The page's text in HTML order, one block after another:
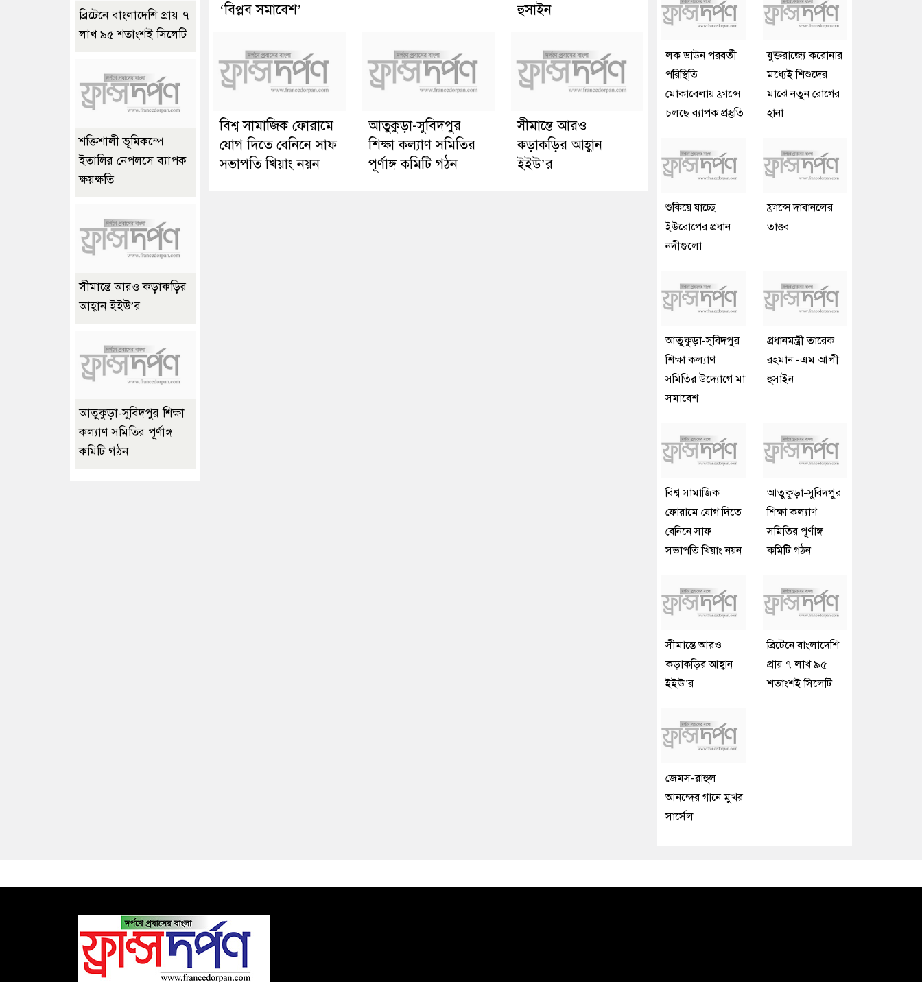
‘বিপ্লব সমাবেশ’
হুসাইন
বিশ্ব সামাজিক ফোরামে
যোগ দিতে বেনিনে সাফ
সভাপতি খিয়াং নয়ন
আতুকুড়া-সুবিদপুর
শিক্ষা কল্যাণ সমিতির
পূর্ণাঙ্গ কমিটি গঠন
সীমান্তে আরও
কড়াকড়ির আহ্বান
ইইউ’র
ব্রিটেনে বাংলাদেশি প্রায় ৭
লাখ ৯৫ শতাংশই সিলেটি
শক্তিশালী ভূমিকম্পে
ইতালির নেপলসে ব্যাপক
ক্ষয়ক্ষতি
সীমান্তে আরও কড়াকড়ির
আহ্বান ইইউ’র
আতুকুড়া-সুবিদপুর শিক্ষা
কল্যাণ সমিতির পূর্ণাঙ্গ
কমিটি গঠন
লক ডাউন পরবর্তী
পরিস্থিতি
মোকাবেলায় ফ্রান্সে
চলছে ব্যাপক প্রস্তুতি
যুক্তরাজ্যে করোনার
মধ্যেই শিশুদের
মাঝে নতুন রোগের
হানা
শুকিয়ে যাচ্ছে
ইউরোপের প্রধান
নদীগুলো
ফ্রান্সে দাবানলের
তাণ্ডব
আতুকুড়া-সুবিদপুর
শিক্ষা কল্যাণ
সমিতির উদ্যোগে মা
সমাবেশ
প্রধানমন্ত্রী তারেক
রহমান -এম আলী
হুসাইন
বিশ্ব সামাজিক
ফোরামে যোগ দিতে
বেনিনে সাফ
সভাপতি খিয়াং নয়ন
আতুকুড়া-সুবিদপুর
শিক্ষা কল্যাণ
সমিতির পূর্ণাঙ্গ
কমিটি গঠন
সীমান্তে আরও
কড়াকড়ির আহ্বান
ইইউ’র
ব্রিটেনে বাংলাদেশি
প্রায় ৭ লাখ ৯৫
শতাংশই সিলেটি
জেমস-রাহুল
আনন্দের গানে মুখর
সার্সেল